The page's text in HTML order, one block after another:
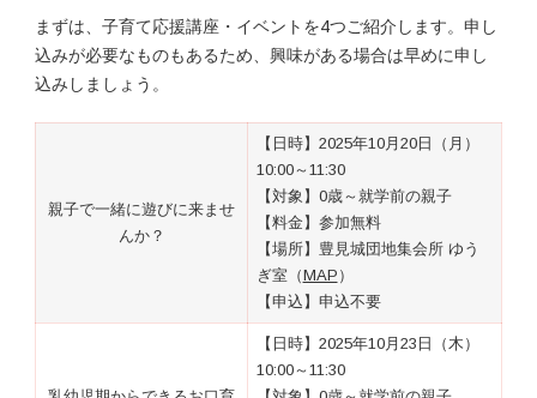
まずは、子育て応援講座・イベントを4つご紹介します。申し
込みが必要なものもあるため、興味がある場合は早めに申し
込みしましょう。
親子で一緒に遊びに来ませ
んか？
【日時】2025年10月20日（月）
10:00～11:30
【対象】0歳～就学前の親子
【料金】参加無料
【場所】豊見城団地集会所 ゆう
ぎ室（MAP ）
【申込】申込不要
【日時】2025年10月23日（木）
10:00～11:30